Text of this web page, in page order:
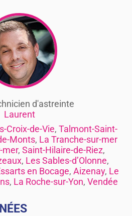
d'astreinte
Laurent
Croix-de-Vie, Talmont-Saint-
Monts, La Tranche-sur-mer
mer, Saint-Hilaire-de-Riez,
, Les Sables-d’Olonne,
en Bocage, Aizenay, Le
, La Roche-sur-Yon, Vendée